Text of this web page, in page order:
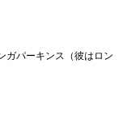
ガパーキンス（彼はロン